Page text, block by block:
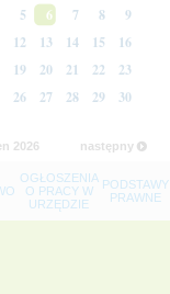
5 6 7 8 9
12 13 14 15 16
19 20 21 22 23
26 27 28 29 30
następny
2026
OGŁOSZENIA
O PRACY W
URZĘDZIE
PODSTAWY
PRAWNE